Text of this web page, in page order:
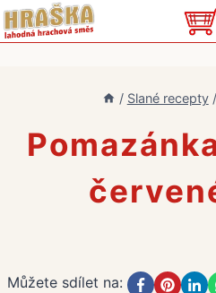
Přeskočit
na
/ Slané recepty /
Můžete sdílet na: